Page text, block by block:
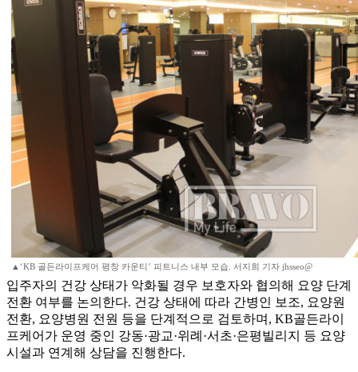
▲‘KB 골든라이프케어 평창 카운티’ 피트니스 내부 모습. 서지희 기자 jhsseo@
입주자의 건강 상태가 악화될 경우 보호자와 협의해 요양 단계
전환 여부를 논의한다. 건강 상태에 따라 간병인 보조, 요양원
전환, 요양병원 전원 등을 단계적으로 검토하며, KB골든라이
프케어가 운영 중인 강동·광교·위례·서초·은평빌리지 등 요양
시설과 연계해 상담을 진행한다.